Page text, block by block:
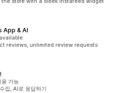
App & AI
reviews, unlimited review requests
가능
집, AI로 응답하기